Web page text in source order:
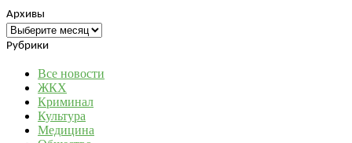
Архивы
Архивы
Рубрики
Все новости
ЖКХ
Криминал
Культура
Медицина